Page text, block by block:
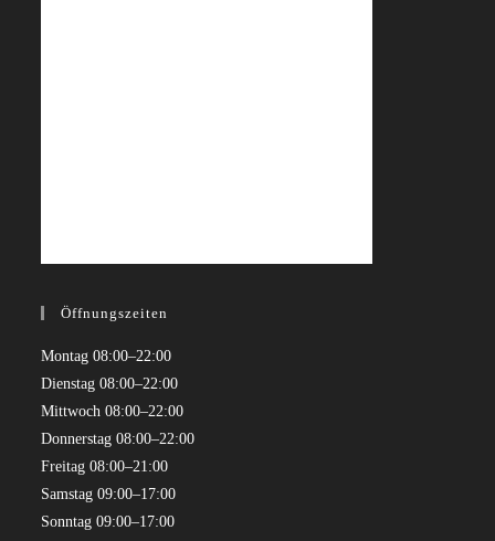
Öffnungszeiten
Montag 08:00–22:00
Dienstag 08:00–22:00
Mittwoch 08:00–22:00
Donnerstag 08:00–22:00
Freitag 08:00–21:00
Samstag 09:00–17:00
Sonntag 09:00–17:00